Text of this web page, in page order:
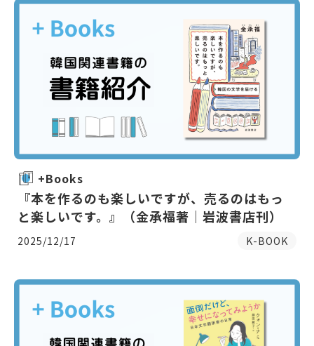
+Books
『本を作るのも楽しいですが、売るのはもっ
と楽しいです。』（金承福著｜岩波書店刊）
2025/12/17 K-BOOK